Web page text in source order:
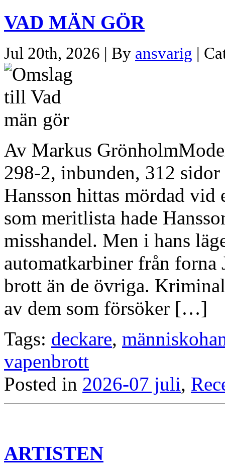
VAD MÄN GÖR
Jul 20th, 2026 | By ansvarig |
Av Markus
298-2, inbunden, 312
Hansson hittas mördad vid
som meritlista hade
misshandel. Men i hans
automatkarbiner från
brott än de övriga.
av dem som försöker […]
Tags: deckare,
vapenbrott
Posted in 2026-07 juli,
ARTISTEN